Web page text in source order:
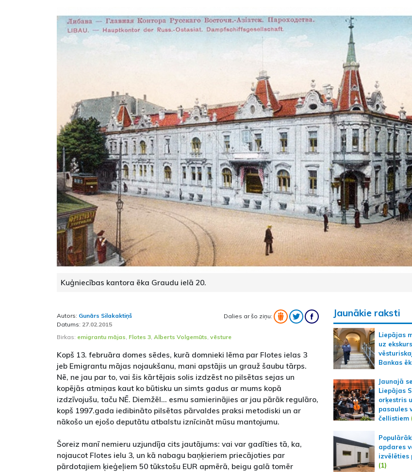
Kuģniecības kantora ēka Graudu ielā 20.
Autors: Gunārs Silakaktiņš
Datums: 27.02.2015
Dalies ar šo ziņu:
Birkas: emigrantu mājas, Flotes 3, Alberts Volgemūts, vēsture
Kopš 13. februāra domes sēdes, kurā domnieki lēma par Flotes ielas 3
jeb Emigrantu mājas nojaukšanu, mani apstājis un grauž šaubu tārps.
Nē, ne jau par to, vai šis kārtējais solis izdzēst no pilsētas sejas un
kopējās atmiņas kaut ko būtisku un simts gadus ar mums kopā
izdzīvojušu, taču NĒ. Diemžēl... esmu samierinājies ar jau pārāk regulāro,
kopš 1997.gada iedibināto pilsētas pārvaldes praksi metodiski un ar
nākošo un ejošo deputātu atbalstu iznīcināt mūsu mantojumu.
Šoreiz manī nemieru uzjundīja cits jautājums: vai var gadīties tā, ka,
nojaucot Flotes ielu 3, un kā nabagu baņķieriem priecājoties par
pārdotajiem ķieģeļiem 50 tūkstošu EUR apmērā, beigu galā tomēr
Jaunākie raksti
Liepājas
uz
Bankas
Jaunajā
Liepājas
orķestris
pasaules
čellistiem
apdares
izvēlēties
(1)